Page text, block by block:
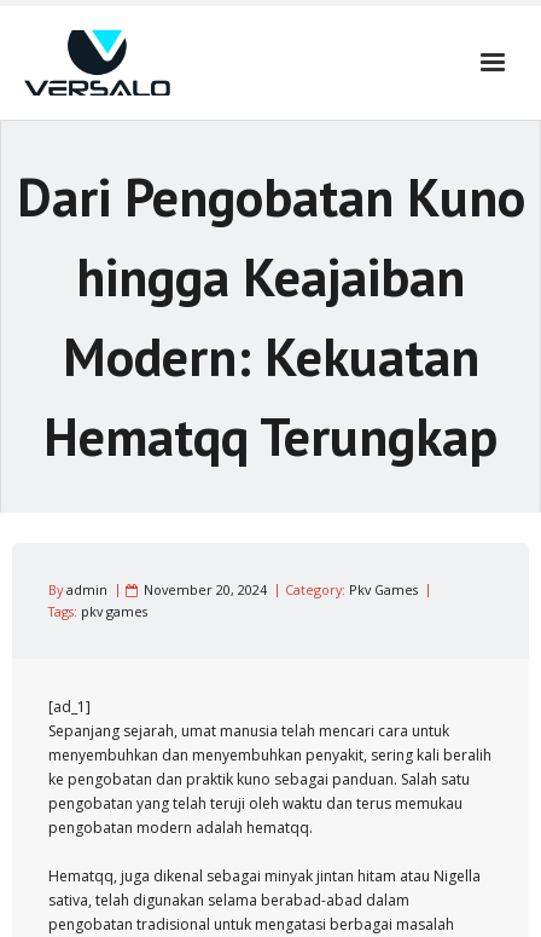
Dari Pengobatan Kuno
hingga Keajaiban
Modern: Kekuatan
Hematqq Terungkap
Byadmin November 20, 2024 Category: Pkv Games
Tags: pkv games
[ad_1]
Sepanjang sejarah, umat manusia telah mencari cara untuk
menyembuhkan dan menyembuhkan penyakit, sering kali beralih
ke pengobatan dan praktik kuno sebagai panduan. Salah satu
pengobatan yang telah teruji oleh waktu dan terus memukau
pengobatan modern adalah hematqq.
Hematqq, juga dikenal sebagai minyak jintan hitam atau Nigella
sativa, telah digunakan selama berabad-abad dalam
pengobatan tradisional untuk mengatasi berbagai masalah